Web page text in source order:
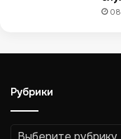
а
а
Рубрики
Рубрики